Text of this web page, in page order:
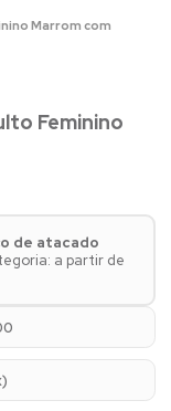
Marrom com
Feminino
de atacado
a partir de